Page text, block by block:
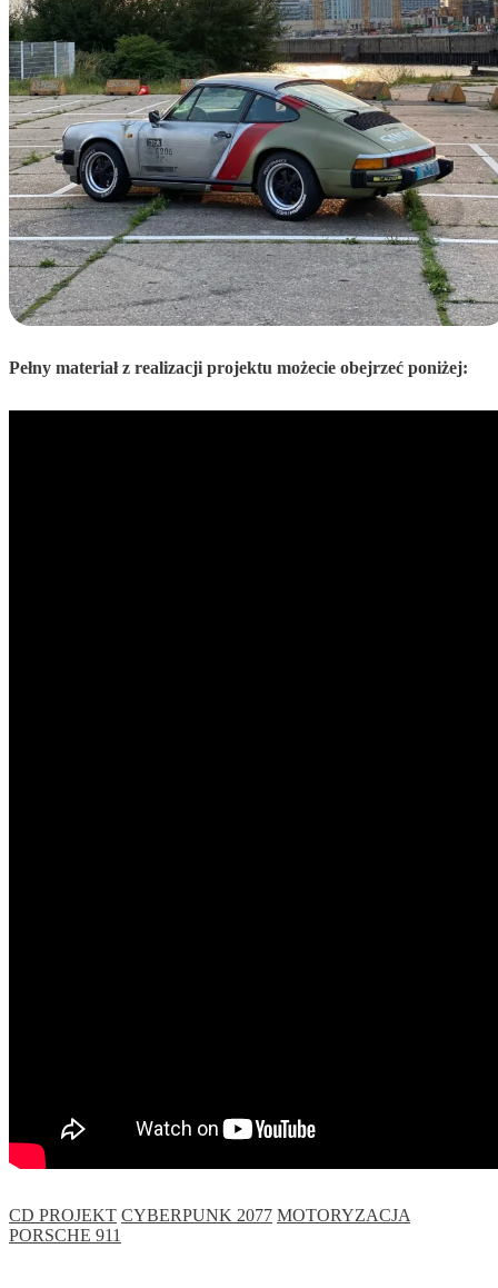
Pełny materiał z realizacji projektu możecie obejrzeć poniżej:
CD PROJEKT CYBERPUNK 2077 MOTORYZACJA
PORSCHE 911